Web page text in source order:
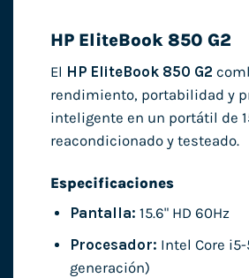
HP EliteBook 850 G2
El HP EliteBook 850 G2
rendimiento, portabilidad y
inteligente en un portátil de
reacondicionado y testeado.
Especificaciones
Pantalla: 15.6" HD 60Hz
Procesador: Intel Core
generación)